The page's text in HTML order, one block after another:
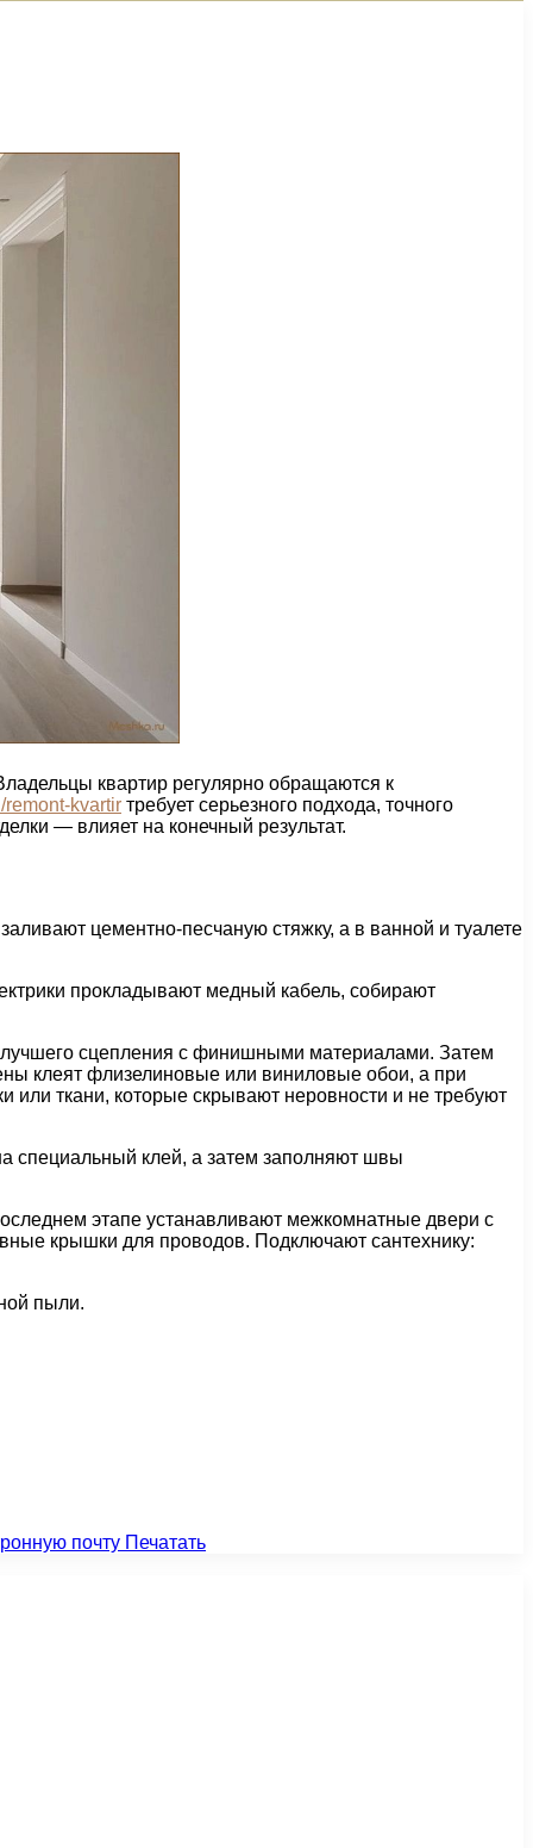
квартир регулярно обращаются к
remont-kvartir требует серьезного подхода, точного
— влияет на конечный результат.
цементно-песчаную стяжку, а в ванной и туалете
прокладывают медный кабель, собирают
лучшего сцепления с финишными материалами. Затем
клеят флизелиновые или виниловые обои, а при
ткани, которые скрывают неровности и не требуют
специальный клей, а затем заполняют швы
этапе устанавливают межкомнатные двери с
крышки для проводов. Подключают сантехнику:
пыли.
почту Печатать